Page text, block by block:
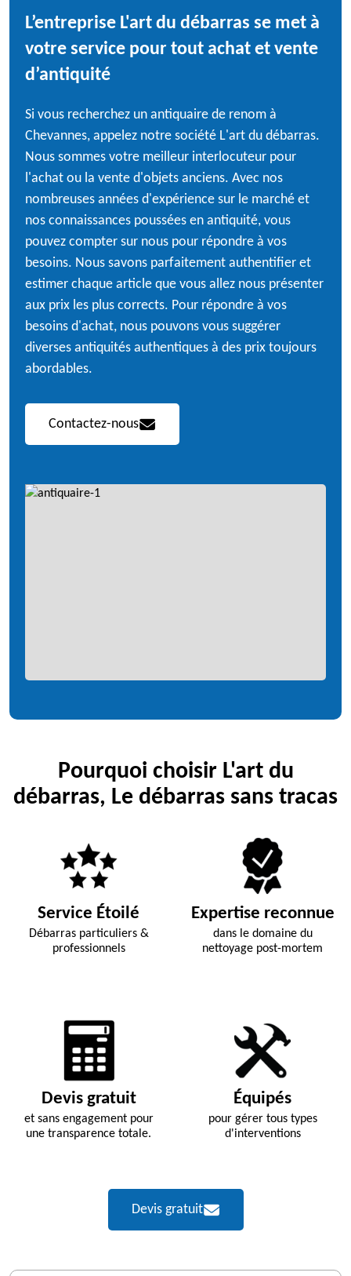
L’entreprise L'art du débarras se met à
votre service pour tout achat et vente
d’antiquité
Si vous recherchez un antiquaire de renom à
Chevannes, appelez notre société L'art du débarras.
Nous sommes votre meilleur interlocuteur pour
l'achat ou la vente d'objets anciens. Avec nos
nombreuses années d'expérience sur le marché et
nos connaissances poussées en antiquité, vous
pouvez compter sur nous pour répondre à vos
besoins. Nous savons parfaitement authentifier et
estimer chaque article que vous allez nous présenter
aux prix les plus corrects. Pour répondre à vos
besoins d'achat, nous pouvons vous suggérer
diverses antiquités authentiques à des prix toujours
abordables.
Contactez-nous
Pourquoi choisir L'art du
débarras, Le débarras sans tracas
Service Étoilé
Débarras particuliers &
professionnels
Expertise reconnue
dans le domaine du
nettoyage post-mortem
Devis gratuit
et sans engagement pour
une transparence totale.
Équipés
pour gérer tous types
d'interventions
Devis gratuit